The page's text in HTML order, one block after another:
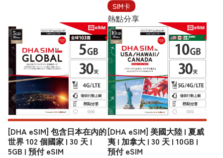
SIM卡
熱點分享
[DHA eSIM] 包含日本在內的
世界 102 個國家 | 30 天 |
5GB | 預付 eSIM
[DHA eSIM] 美國大陸 | 夏威
夷 | 加拿大 | 30 天 | 10GB |
預付 eSIM